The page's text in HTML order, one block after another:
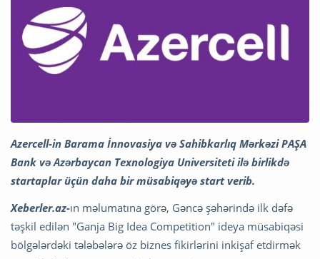
Azercell-in Barama İnnovasiya və Sahibkarlıq Mərkəzi PAŞA
Bank və Azərbaycan Texnologiya Universiteti ilə birlikdə
startaplar üçün daha bir müsabiqəyə start verib.
Xeberler.az-ın məlumatına görə, Gəncə şəhərində ilk dəfə
təşkil edilən "Ganja Big Idea Competition" ideya müsabiqəsi
bölgələrdəki tələbələrə öz biznes fikirlərini inkişaf etdirmək